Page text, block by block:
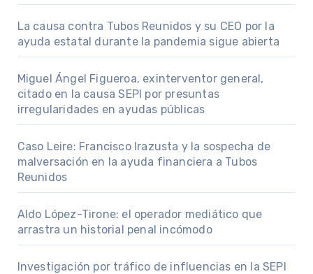
La causa contra Tubos Reunidos y su CEO por la
ayuda estatal durante la pandemia sigue abierta
Miguel Ángel Figueroa, exinterventor general,
citado en la causa SEPI por presuntas
irregularidades en ayudas públicas
Caso Leire: Francisco Irazusta y la sospecha de
malversación en la ayuda financiera a Tubos
Reunidos
Aldo López-Tirone: el operador mediático que
arrastra un historial penal incómodo
Investigación por tráfico de influencias en la SEPI